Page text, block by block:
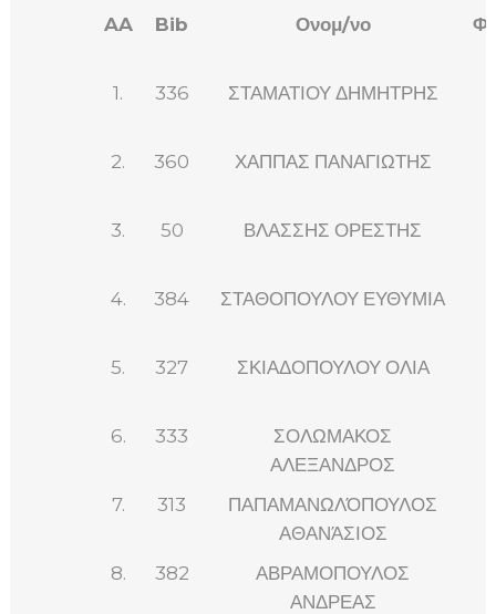
AA Bib Ονομ/νο
1. 336 ΣΤΑΜΑΤΙΟΥ ΔΗΜΗΤΡΗΣ
2. 360 ΧΑΠΠΑΣ ΠΑΝΑΓΙΩΤΗΣ
3. 50 ΒΛΑΣΣΗΣ ΟΡΕΣΤΗΣ
4. 384 ΣΤΑΘΟΠΟΥΛΟΥ ΕΥΘΥΜΙΑ
5. 327 ΣΚΙΑΔΟΠΟΥΛΟΥ ΟΛΙΑ
6. 333
ΣΟΛΩΜΑΚΟΣ
ΑΛΕΞΑΝΔΡΟΣ
7. 313
ΠΑΠΑΜΑΝΩΛΌΠΟΥΛΟΣ
ΑΘΑΝΆΣΙΟΣ
8. 382
ΑΒΡΑΜΟΠΟΥΛΟΣ
ΑΝΔΡΕΑΣ